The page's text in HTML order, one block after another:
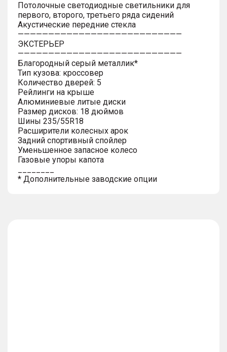
Потолочные светодиодные светильники для
первого, второго, третьего ряда сидений
Акустические передние стекла
———————————————————————————
ЭКСТЕРЬЕР
———————————————————————————
Благородный серый металлик*
Тип кузова: кроссовер
Количество дверей: 5
Рейлинги на крыше
Алюминиевые литые диски
Размер дисков: 18 дюймов
Шины 235/55R18
Расширители колесных арок
Задний спортивный спойлер
Уменьшенное запасное колесо
Газовые упоры капота
* Дополнительные заводские опции